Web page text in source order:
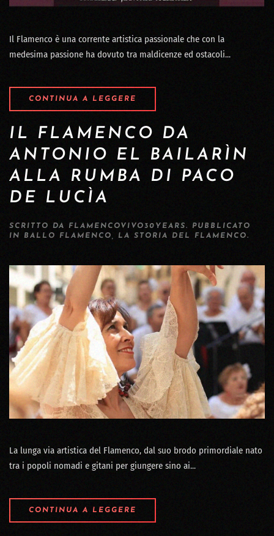
Il Flamenco è una corrente artistica passionale che con la
medesima passione ha dovuto tra maldicenze ed ostacoli...
CONTINUA A LEGGERE
IL FLAMENCO DA
ANTONIO EL BAILARÌN
ALLA RUMBA DI PACO
DE LUCÌA
SCRITTO DA FLAMENCOVIVO30YEARS. PUBBLICATO
IN BALLO FLAMENCO LA STORIA DEL FLAMENCO.
La lunga via artistica del Flamenco, dal suo brodo primordiale nato
tra i popoli nomadi e gitani per giungere sino ai...
CONTINUA A LEGGERE